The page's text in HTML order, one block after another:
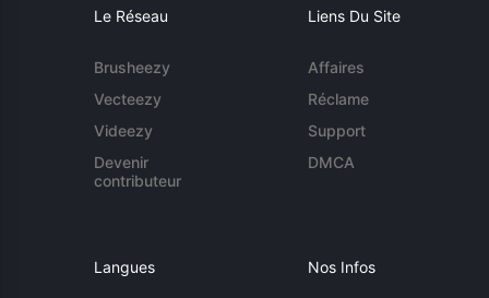
Le Réseau
Brusheezy
Vecteezy
Videezy
Devenir
contributeur
Liens Du Site
Affaires
Réclame
Support
DMCA
Langues Nos Infos